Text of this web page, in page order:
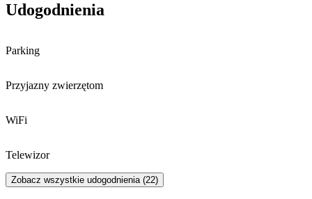
Udogodnienia
Parking
Przyjazny zwierzętom
WiFi
Telewizor
Zobacz wszystkie udogodnienia (22)